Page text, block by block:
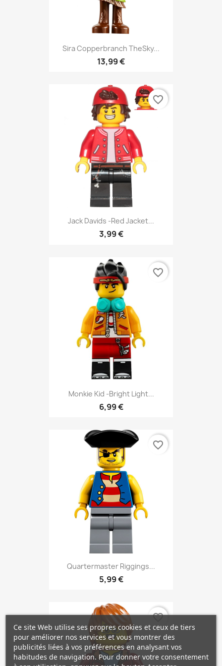
Sira Copperbranch TheSky...
13,99 €
Jack Davids -Red Jacket...
3,99 €
favorite_border
Monkie Kid -Bright Light...
6,99 €
favorite_border
Quartermaster Riggings...
5,99 €
favorite_border
favorite_border
Ce site Web utilise ses propres cookies et ceux de tiers
pour améliorer nos services et vous montrer des
publicités liées à vos préférences en analysant vos
habitudes de navigation. Pour donner votre consentement